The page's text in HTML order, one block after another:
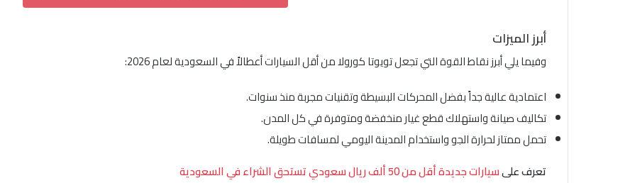
أبرز الميزات
وفيما يلي أبرز نقاط القوة التي تجعل تويوتا كورولا من أقل السيارات أعطالاً في السعودية لعام 2026:
اعتمادية عالية جداً بفضل المحركات البسيطة وتقنيات مجربة منذ سنوات.
تكاليف صيانة واستهلاك قطع غيار منخفضة ومتوفرة في كل المدن.
تحمل ممتاز لحرارة الجو واستخدام المدينة اليومي لمسافات طويلة.
تعرف علىسيارات جديدة أقل من 50 ألف ريال سعودي تستحق الشراء في السعودية